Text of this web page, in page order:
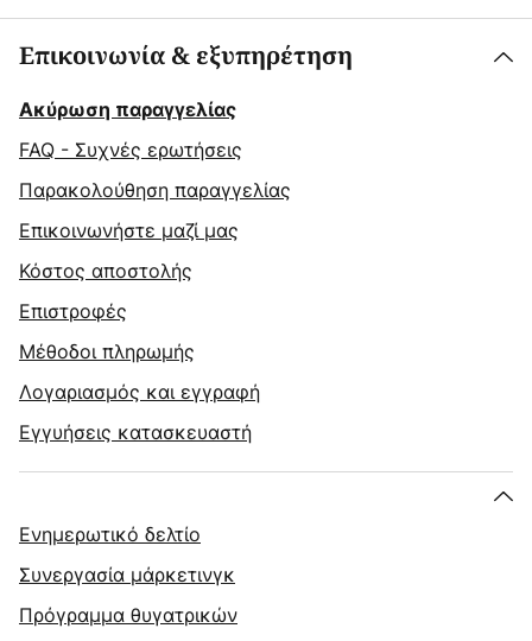
Επικοινωνία & εξυπηρέτηση
Ακύρωση παραγγελίας
FAQ - Συχνές ερωτήσεις
Παρακολούθηση παραγγελίας
Επικοινωνήστε μαζί μας
Κόστος αποστολής
Επιστροφές
Μέθοδοι πληρωμής
Λογαριασμός και εγγραφή
Εγγυήσεις κατασκευαστή
Ενημερωτικό δελτίο
Συνεργασία μάρκετινγκ
Πρόγραμμα θυγατρικών